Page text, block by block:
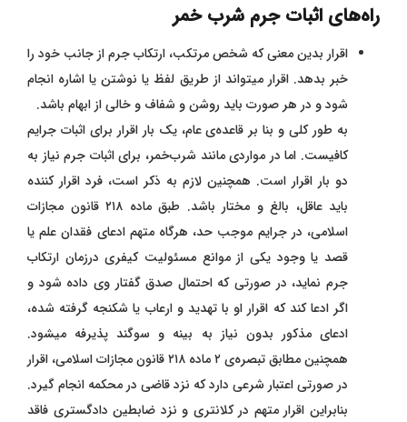
راه‌های اثبات جرم شرب خمر
اقرار بدین معنی که شخص مرتکب، ارتکاب جرم از جانب خود را
خبر بدهد. اقرار میتواند از طریق لفظ‌ یا نوشتن ‌یا اشاره انجام
شود و در هر صورت باید روشن و شفاف و خالی از ابهام باشد.
به طور کلی و بنا بر قاعده‌ی عام، ‌یک بار اقرار برای اثبات جرایم
کافیست. اما در مواردی مانند شرب‌خمر، برای اثبات جرم نیاز به
دو بار اقرار است. همچنین لازم به ذکر است، فرد اقرار کننده
باید عاقل، بالغ و مختار باشد. طبق ماده ۲۱۸ قانون مجازات
اسلامی، در جرایم موجب حد، هرگاه متهم ادعای فقدان علم یا
قصد یا وجود یکی از موانع مسئولیت کیفری درزمان ارتکاب
جرم نماید، در صورتی که احتمال صدق گفتار وی داده شود و
اگر ادعا کند که اقرار او با تهدید و ارعاب یا شکنجه گرفته شده،
ادعای مذکور بدون نیاز به بینه و سوگند پذیرفه میشود.
همچنین مطابق تبصره‌ی ۲ ماده ۲۱۸ قانون مجازات اسلامی، اقرار
در صورتی اعتبار شرعی دارد که نزد قاضی در محکمه انجام گیرد.
بنابراین اقرار متهم در کلانتری و نزد ضابطین دادگستری فاقد